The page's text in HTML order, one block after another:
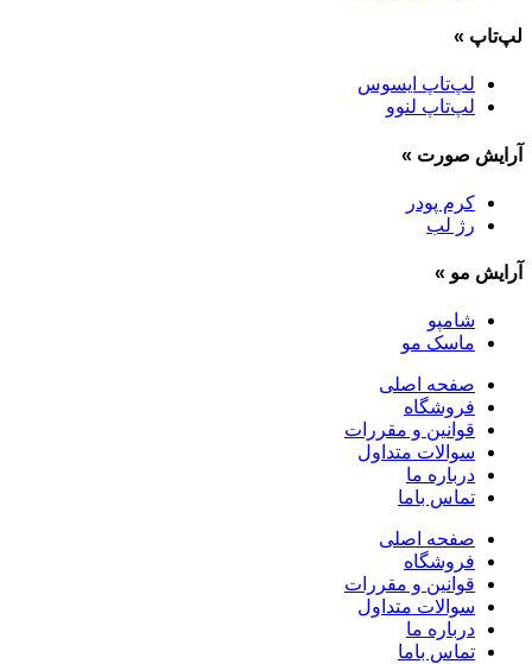
لپ‌تاپ »
لپ‌تاپ ایسوس
لپ‌تاپ لنوو
آرایش صورت »
کرم پودر
رژ لب
آرایش مو »
شامپو
ماسک مو
صفحه اصلی
فروشگاه
قوانین و مقررات
سوالات متداول
درباره ما
تماس باما
صفحه اصلی
فروشگاه
قوانین و مقررات
سوالات متداول
درباره ما
تماس باما